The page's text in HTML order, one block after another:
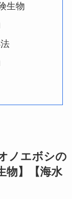
生物
ノエボシの
物】【海水